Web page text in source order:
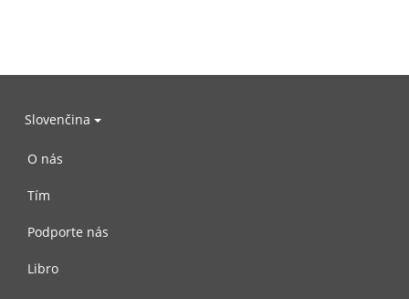
Slovenčina
O nás
Tím
Podporte nás
Libro